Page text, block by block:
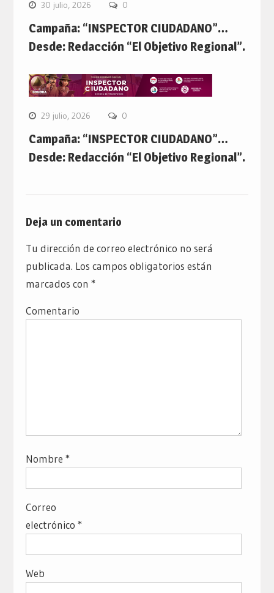
30 julio, 2026 0
Campaña: “INSPECTOR CIUDADANO”…
Desde: Redacción “El Objetivo Regional”.
29 julio, 2026 0
Campaña: “INSPECTOR CIUDADANO”…
Desde: Redacción “El Objetivo Regional”.
Deja un comentario
Tu dirección de correo electrónico no será
publicada. Los campos obligatorios están
marcados con *
Comentario
Nombre *
Correo
electrónico *
Web